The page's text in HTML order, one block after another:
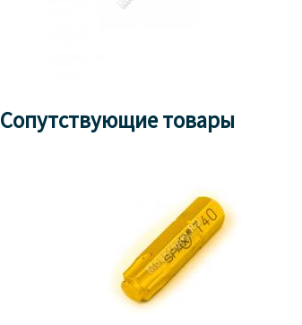
Сопутствующие товары